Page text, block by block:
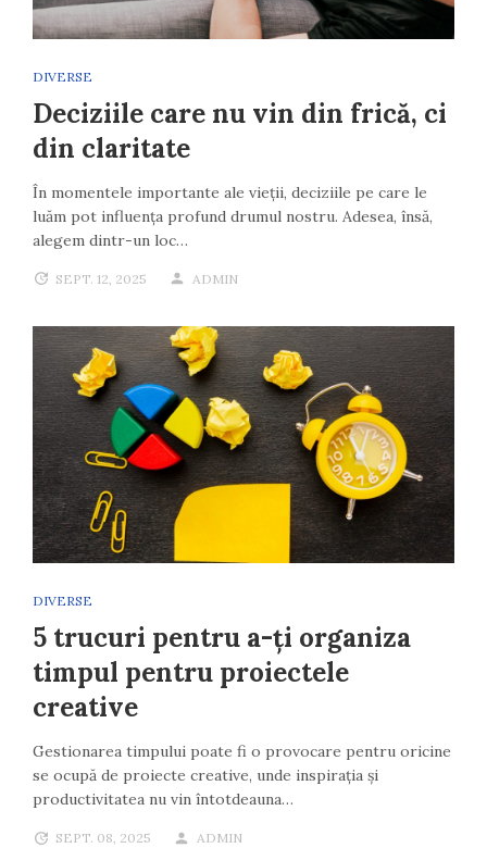
DIVERSE
Deciziile care nu vin din frică, ci
din claritate
În momentele importante ale vieții, deciziile pe care le
luăm pot influența profund drumul nostru. Adesea, însă,
alegem dintr-un loc…
SEPT. 12, 2025 ADMIN
DIVERSE
5 trucuri pentru a-ți organiza
timpul pentru proiectele
creative
Gestionarea timpului poate fi o provocare pentru oricine
se ocupă de proiecte creative, unde inspirația și
productivitatea nu vin întotdeauna…
SEPT. 08, 2025 ADMIN